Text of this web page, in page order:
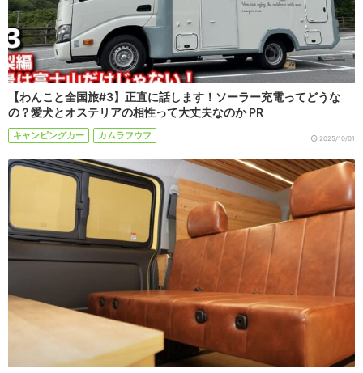
【わんこと全国旅#3】正直に話します！ソーラー充電ってどうな
の？愛犬とオステリアの相性って大丈夫なのか PR
キャンピングカー カムラフウフ 2025/10/01